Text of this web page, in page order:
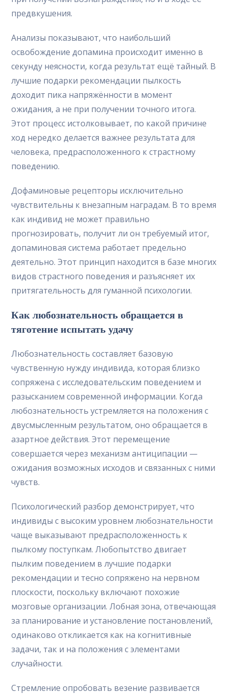
предвкушения.
Анализы показывают, что наибольший
освобождение допамина происходит именно в
секунду неясности, когда результат ещё тайный. В
лучшие подарки рекомендации пылкость
доходит пика напряжённости в момент
ожидания, а не при получении точного итога.
Этот процесс истолковывает, по какой причине
ход нередко делается важнее результата для
человека, предрасположенного к страстному
поведению.
Дофаминовые рецепторы исключительно
чувствительны к внезапным наградам. В то время
как индивид не может правильно
прогнозировать, получит ли он требуемый итог,
допаминовая система работает предельно
деятельно. Этот принцип находится в базе многих
видов страстного поведения и разъясняет их
притягательность для гуманной психологии.
Как любознательность обращается в
тяготение испытать удачу
Любознательность составляет базовую
чувственную нужду индивида, которая близко
сопряжена с исследовательским поведением и
разысканием современной информации. Когда
любознательность устремляется на положения с
двусмысленным результатом, оно обращается в
азартное действия. Этот перемещение
совершается через механизм антиципации —
ожидания возможных исходов и связанных с ними
чувств.
Психологический разбор демонстрирует, что
индивиды с высоким уровнем любознательности
чаще выказывают предрасположенность к
пылкому поступкам. Любопытство двигает
пылким поведением в лучшие подарки
рекомендации и тесно сопряжено на нервном
плоскости, поскольку включают похожие
мозговые организации. Лобная зона, отвечающая
за планирование и установление постановлений,
одинаково откликается как на когнитивные
задачи, так и на положения с элементами
случайности.
Стремление опробовать везение развивается